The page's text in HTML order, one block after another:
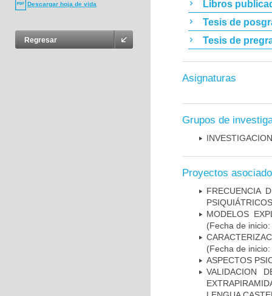
Descargar hoja de vida
Regresar
Libros
Tesis de
Tesis de
Asignaturas
Grupos de
Proyectos
FRECUENCIA
MODELOS
(Fecha de
(Fecha de
ASPECTOS
VALIDACION